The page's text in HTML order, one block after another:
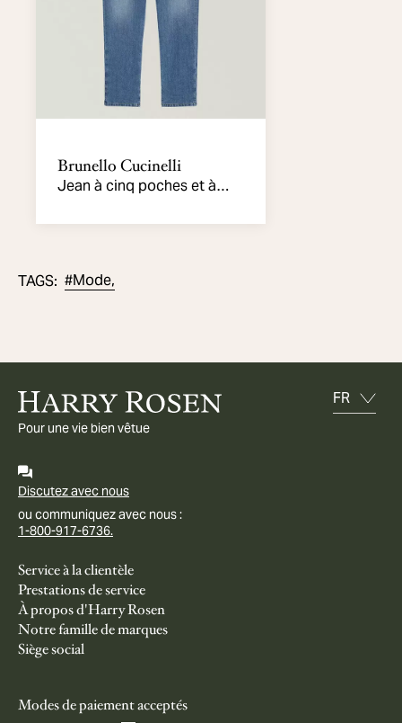
Brunello Cucinelli
Jean à cinq poches et à
amincie
TAGS: #Mode,
Pour une vie bien vêtue
Discutez avec nous
ou communiquez avec nous :
1-800-917-6736.
Service à la clientèle
Prestations de service
À propos d'Harry Rosen
Notre famille de marques
Siège social
Modes de paiement acceptés